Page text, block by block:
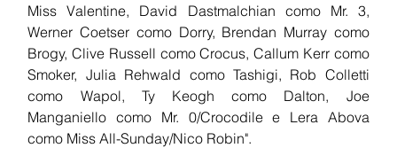
Miss Valentine, David Dastmalchian como Mr. 3,
Werner Coetser como Dorry, Brendan Murray como
Brogy, Clive Russell como Crocus, Callum Kerr como
Smoker, Julia Rehwald como Tashigi, Rob Colletti
como Wapol, Ty Keogh como Dalton, Joe
Manganiello como Mr. 0/Crocodile e Lera Abova
como Miss All-Sunday/Nico Robin".